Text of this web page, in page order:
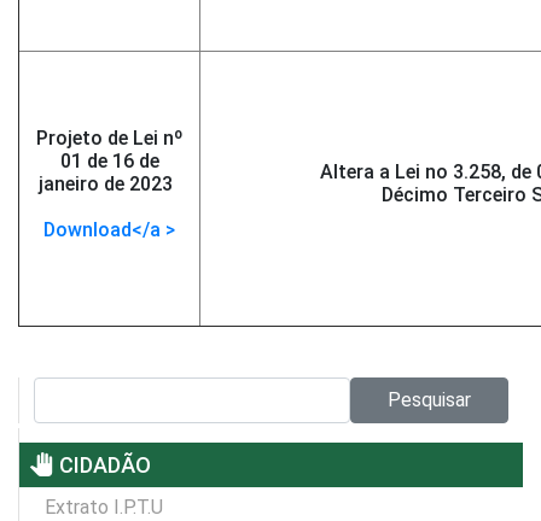
Projeto de Lei nº
01 de 16 de
janeiro de 2023
Download</a >
Altera a Lei no 3.258,
Décimo Terceiro
Pesquisar
pan_tool CIDADÃO
Extrato I.P.T.U